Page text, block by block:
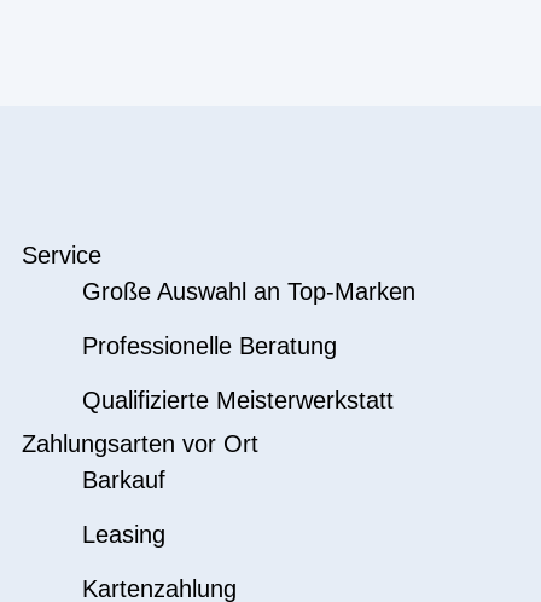
Service
Große Auswahl an Top-Marken
Professionelle Beratung
Qualifizierte Meisterwerkstatt
Zahlungsarten vor Ort
Barkauf
Leasing
Kartenzahlung